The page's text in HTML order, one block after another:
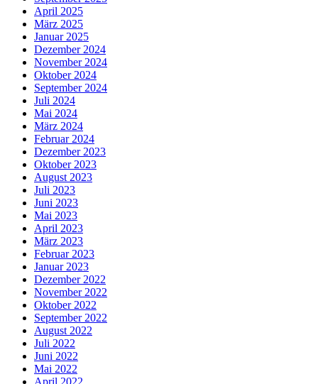
April 2025
März 2025
Januar 2025
Dezember 2024
November 2024
Oktober 2024
September 2024
Juli 2024
Mai 2024
März 2024
Februar 2024
Dezember 2023
Oktober 2023
August 2023
Juli 2023
Juni 2023
Mai 2023
April 2023
März 2023
Februar 2023
Januar 2023
Dezember 2022
November 2022
Oktober 2022
September 2022
August 2022
Juli 2022
Juni 2022
Mai 2022
April 2022